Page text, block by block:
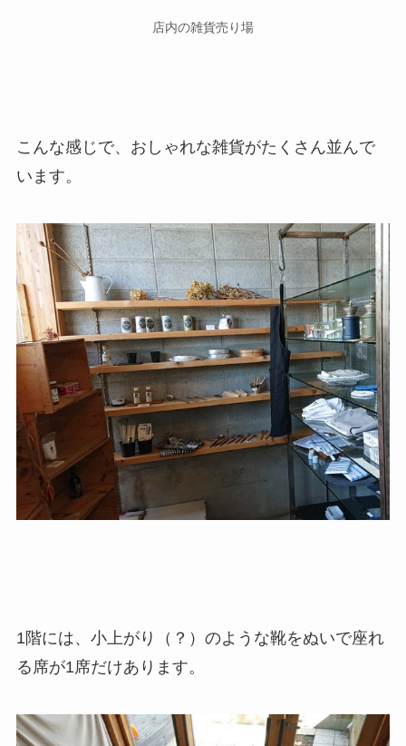
店内の雑貨売り場
こんな感じで、おしゃれな雑貨がたくさん並んで
います。
1階には、小上がり（？）のような靴をぬいで座れ
る席が1席だけあります。